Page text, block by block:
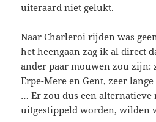
uiteraard niet gelukt.
Naar Charleroi rijden was
het heengaan zag ik al direct
ander paar mouwen zou zijn:
Erpe-Mere en Gent, zeer
… Er zou dus een alternatieve
uitgestippeld worden, wilden